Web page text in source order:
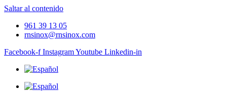
Saltar al contenido
961 39 13 05
rnsinox@rnsinox.com
Facebook-f InstagramYoutube Linkedin-in